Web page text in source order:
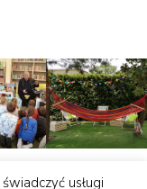
usługi